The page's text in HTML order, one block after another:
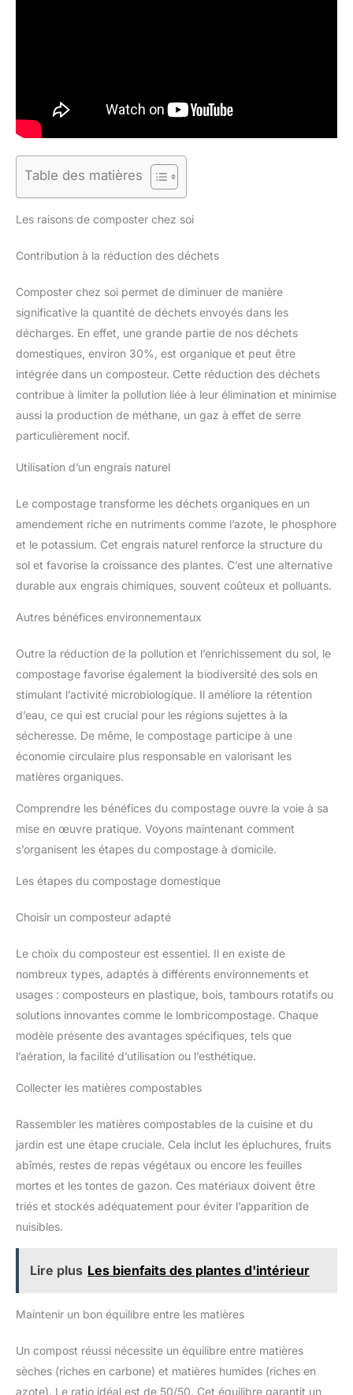
Table des matières
Les raisons de composter chez soi
Contribution à la réduction des déchets
Composter chez soi permet de diminuer de manière
significative la quantité de déchets envoyés dans les
décharges. En effet, une grande partie de nos déchets
domestiques, environ 30%, est organique et peut être
intégrée dans un composteur. Cette réduction des déchets
contribue à limiter la pollution liée à leur élimination et minimise
aussi la production de méthane, un gaz à effet de serre
particulièrement nocif.
Utilisation d’un engrais naturel
Le compostage transforme les déchets organiques en un
amendement riche en nutriments comme l’azote, le phosphore
et le potassium. Cet engrais naturel renforce la structure du
sol et favorise la croissance des plantes. C’est une alternative
durable aux engrais chimiques, souvent coûteux et polluants.
Autres bénéfices environnementaux
Outre la réduction de la pollution et l’enrichissement du sol, le
compostage favorise également la biodiversité des sols en
stimulant l’activité microbiologique. Il améliore la rétention
d’eau, ce qui est crucial pour les régions sujettes à la
sécheresse. De même, le compostage participe à une
économie circulaire plus responsable en valorisant les
matières organiques.
Comprendre les bénéfices du compostage ouvre la voie à sa
mise en œuvre pratique. Voyons maintenant comment
s’organisent les étapes du compostage à domicile.
Les étapes du compostage domestique
Choisir un composteur adapté
Le choix du composteur est essentiel. Il en existe de
nombreux types, adaptés à différents environnements et
usages : composteurs en plastique, bois, tambours rotatifs ou
solutions innovantes comme le lombricompostage. Chaque
modèle présente des avantages spécifiques, tels que
l’aération, la facilité d’utilisation ou l’esthétique.
Collecter les matières compostables
Rassembler les matières compostables de la cuisine et du
jardin est une étape cruciale. Cela inclut les épluchures, fruits
abîmés, restes de repas végétaux ou encore les feuilles
mortes et les tontes de gazon. Ces matériaux doivent être
triés et stockés adéquatement pour éviter l’apparition de
nuisibles.
Lire plus Les bienfaits des plantes d'intérieur
Maintenir un bon équilibre entre les matières
Un compost réussi nécessite un équilibre entre matières
sèches (riches en carbone) et matières humides (riches en
azote). Le ratio idéal est de 50/50. Cet équilibre garantit un